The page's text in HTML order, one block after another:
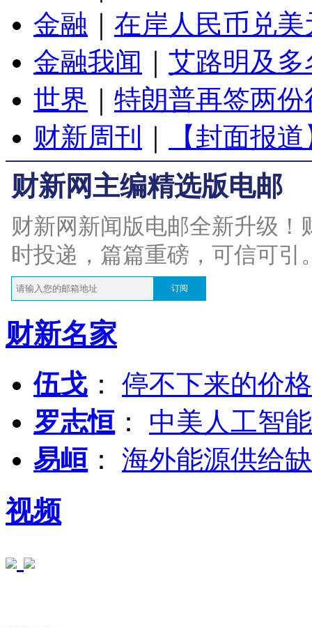
金融
在岸人民币兑
金融我闻
艾路明及
世界
特朗普再签两
财新周刊
【封面报
财新网主编精选版电邮
财新网新闻版电邮全新升级
时投递，篇篇重磅，可信可引
订阅
财新名家
伍戈 ： 停不下来的价
罗志恒 ： 中美人工智
易峘 ： 海外能源供给
视频